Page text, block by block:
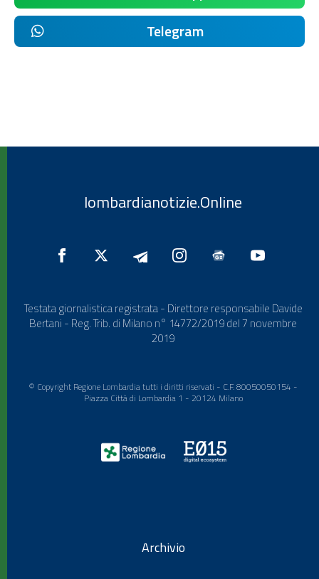
Telegram
lombardianotizie.Online
Testata giornalistica registrata - Direttore responsabile Davide
Bertani - Reg. Trib. di Milano n° 14772/2019 del 7 novembre
2019
© Copyright Regione Lombardia tutti i diritti riservati - C.F. 80050050154 -
Piazza Città di Lombardia 1 - 20124 Milano
Archivio